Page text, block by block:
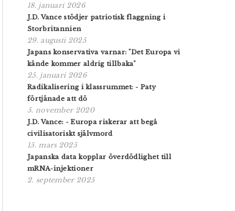
18. januari 2026
J.D. Vance stödjer patriotisk flaggning i
Storbritannien
29. augusti 2025
Japans konservativa varnar: "Det Europa vi
kände kommer aldrig tillbaka"
25. januari 2026
Radikalisering i klassrummet: - Paty
förtjänade att dö
5. november 2020
J.D. Vance: - Europa riskerar att begå
civilisatoriskt självmord
15. mars 2025
Japanska data kopplar överdödlighet till
mRNA-injektioner
2. september 2025